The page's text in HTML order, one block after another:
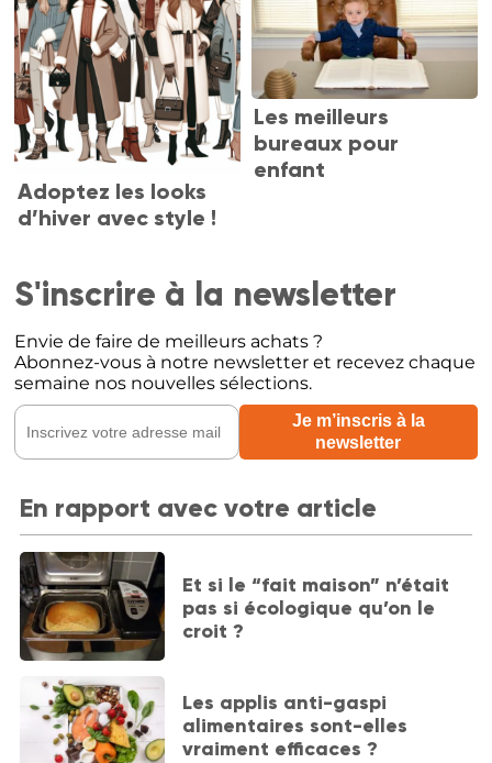
Adoptez les looks
d’hiver avec style !
Les meilleurs
bureaux pour
enfant
S'inscrire à la newsletter
Envie de faire de meilleurs achats ?
Abonnez-vous à notre newsletter et recevez chaque
semaine nos nouvelles sélections.
En rapport avec votre article
Et si le “fait maison” n’était
pas si écologique qu’on le
croit ?
Les applis anti-gaspi
alimentaires sont-elles
vraiment efficaces ?